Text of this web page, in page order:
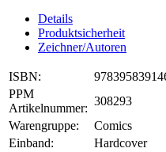
Details
Produktsicherheit
Zeichner/Autoren
ISBN:
PPM
Artikelnummer:
308293
Warengruppe:
Comics
Einband:
Hardcover